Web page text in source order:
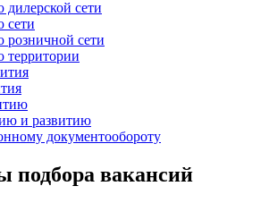
сети
сети
розничной сети
территории
и развитию
документообороту
вакансий